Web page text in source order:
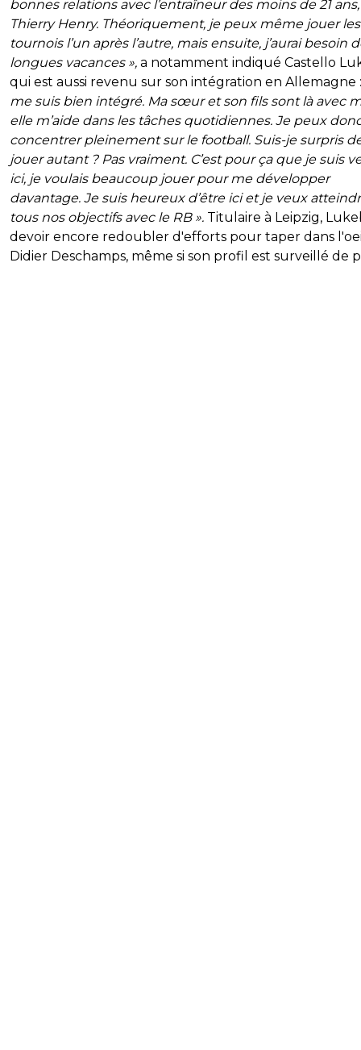
bonnes relations avec l’entraîneur des moins de 21 ans,
Thierry Henry. Théoriquement, je peux même jouer
tournois l’un après l’autre, mais ensuite, j’aurai besoin
longues vacances », a notamment indiqué Castello
qui est aussi revenu sur son intégration en Allemagne
me suis bien intégré. Ma sœur et son fils sont là avec
elle m’aide dans les tâches quotidiennes. Je peux
concentrer pleinement sur le football. Suis-je surpris
jouer autant ? Pas vraiment. C’est pour ça que je suis
ici, je voulais beaucoup jouer pour me développer
davantage. Je suis heureux d’être ici et je veux
tous nos objectifs avec le RB ». Titulaire à Leipzig,
devoir encore redoubler d'efforts pour taper dans
Didier Deschamps, même si son profil est surveillé de